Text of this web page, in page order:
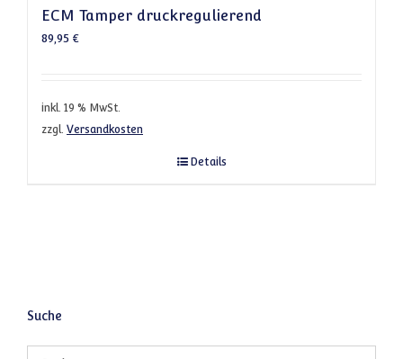
ECM Tamper druckregulierend
89,95 €
inkl. 19 % MwSt.
zzgl. Versandkosten
Details
Suche